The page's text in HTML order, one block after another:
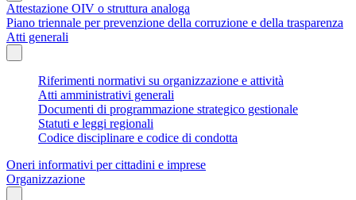
Attestazione OIV o struttura analoga
Piano triennale per prevenzione della corruzione e della trasparenza
Atti generali
Riferimenti normativi su organizzazione e attività
Atti amministrativi generali
Documenti di programmazione strategico gestionale
Statuti e leggi regionali
Codice disciplinare e codice di condotta
Oneri informativi per cittadini e imprese
Organizzazione